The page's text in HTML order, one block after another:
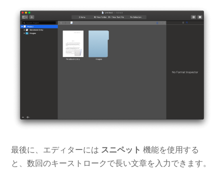
最後に、エディターには スニペット 機能を使用する
と、数回のキーストロークで長い文章を入力できます。